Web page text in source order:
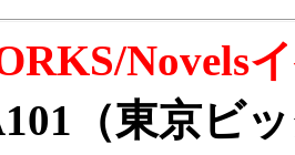
Novels
（東京ビ